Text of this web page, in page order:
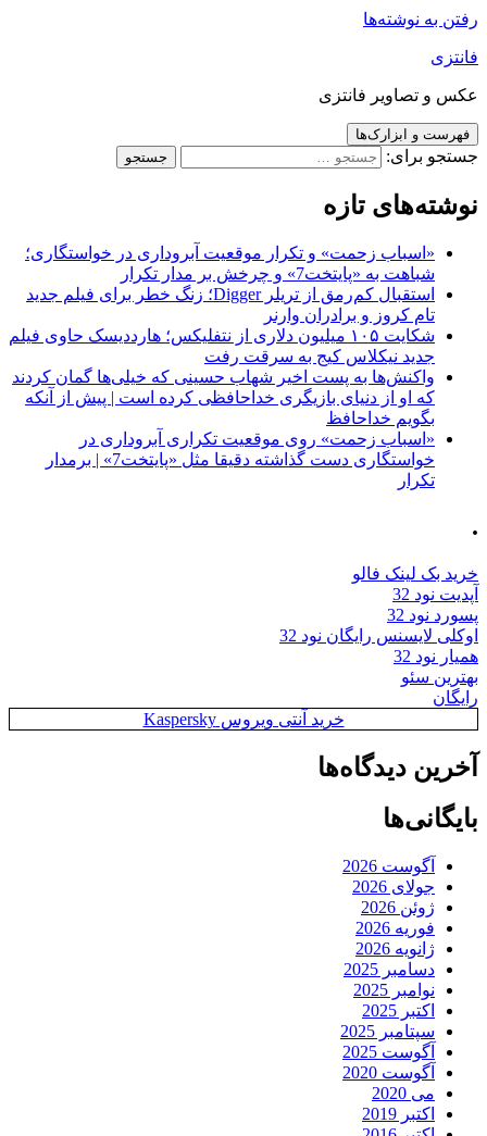
رفتن به نوشته‌ها
فانتزی
عکس و تصاویر فانتزی
فهرست و ابزارک‌ها
جستجو برای:
نوشته‌های تازه
«اسباب زحمت» و تکرار موقعیت آبروداری در خواستگاری؛
شباهت به «پایتخت7» و چرخش بر مدار تکرار
استقبال کم‌رمق از تریلر Digger؛ زنگ خطر برای فیلم جدید
تام کروز و برادران وارنر
شکایت ۱۰۵ میلیون دلاری از نتفلیکس؛ هارددیسک حاوی فیلم
جدید نیکلاس کیج به سرقت رفت
واکنش‌ها به پست اخیر شهاب حسینی که خیلی‌ها گمان کردند
که او از دنیای بازیگری خداحافظی کرده است | پیش از آنکه
بگویم خداحافظ
«اسباب زحمت» روی موقعیت تکراری آبروداری در
خواستگاری دست گذاشته دقیقا مثل «پایتخت7» | برمدار
تکرار
.
خرید بک لینک فالو
آپدیت نود 32
پسورد نود 32
اوکلی لایسنس رایگان نود 32
همیار نود 32
بهترین سئو
رایگان
خرید آنتی ویروس Kaspersky
آخرین دیدگاه‌ها
بایگانی‌ها
آگوست 2026
جولای 2026
ژوئن 2026
فوریه 2026
ژانویه 2026
دسامبر 2025
نوامبر 2025
اکتبر 2025
سپتامبر 2025
آگوست 2025
آگوست 2020
می 2020
اکتبر 2019